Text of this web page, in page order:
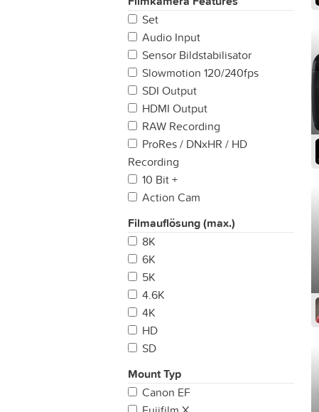
Set
Audio Input
Sensor Bildstabilisator
Slowmotion 120/240fps
SDI Output
HDMI Output
RAW Recording
ProRes / DNxHR / HD
Recording
10 Bit +
Action Cam
Filmauflösung (max.)
8K
6K
5K
4.6K
4K
HD
SD
Mount Typ
Canon EF